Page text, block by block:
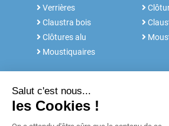
Verrières
Claustra bois
Clôtures alu
Moustiquaires
NOS SERVICES
Rdv conseil
Notices et Tutos